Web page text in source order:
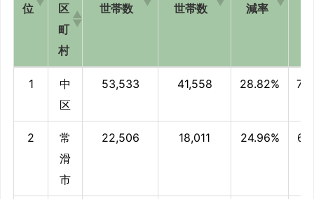
位
区
町
村
世帯数
世帯数
減率
順
市
区
町
村
2020年
2010年
世帯増
偏
1
中
区
53,533 41,558 28.82%
2
常
滑
市
22,506 18,011 24.96%